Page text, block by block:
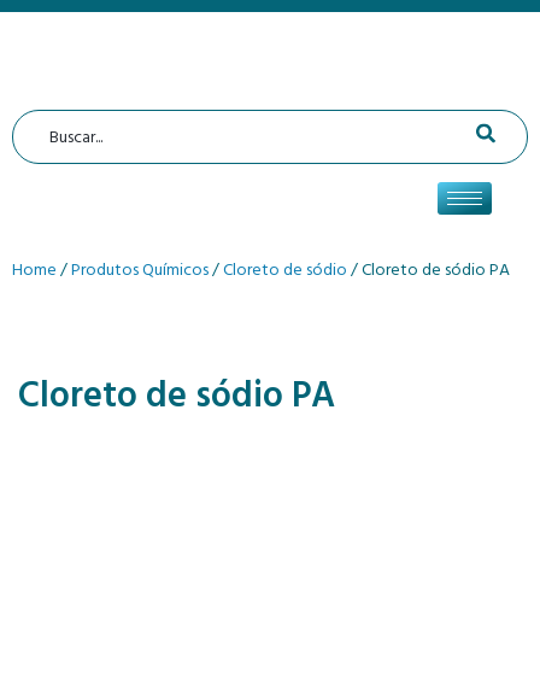
Home/Produtos Químicos/Cloreto de sódio/ Cloreto de sódio PA
Cloreto de sódio PA